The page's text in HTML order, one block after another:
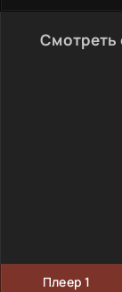
Смотреть
Плеер 1